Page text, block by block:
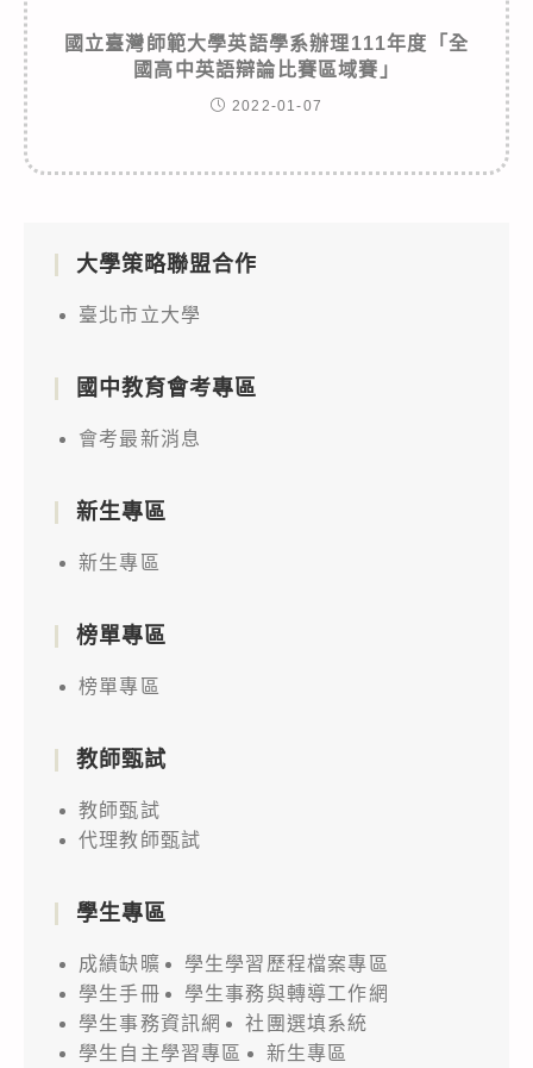
國立臺灣師範大學英語學系辦理111年度「全
國高中英語辯論比賽區域賽」
2022-01-07
大學策略聯盟合作
臺北市立大學
國中教育會考專區
會考最新消息
新生專區
新生專區
榜單專區
榜單專區
教師甄試
教師甄試
代理教師甄試
學生專區
成績缺曠
學生學習歷程檔案專區
學生手冊
學生事務與轉導工作網
學生事務資訊網
社團選填系統
學生自主學習專區
新生專區